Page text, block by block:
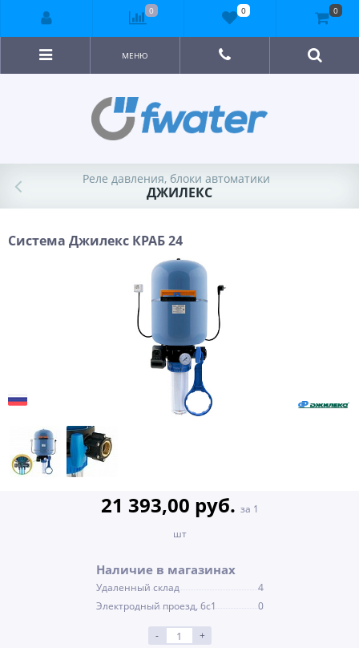
МЕНЮ
Реле давления, блоки автоматики
ДЖИЛЕКС
Система Джилекс КРАБ 24
21 393,00 руб. за 1
шт
Наличие в магазинах
Удаленный склад
4
Электродный проезд, 6с1
0
- +
0 0 0